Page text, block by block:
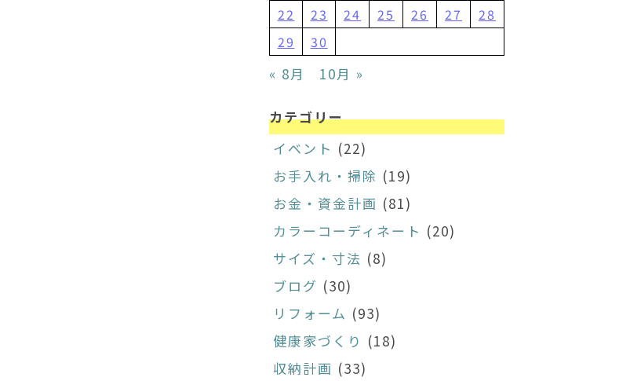
22
23 24 25 26 27
28
29
30
« 8月 10月 »
カテゴリー
イベント (22)
お手入れ・掃除 (19)
お金・資金計画 (81)
カラーコーディネート (20)
サイズ・寸法 (8)
ブログ (30)
リフォーム (93)
健康家づくり (18)
収納計画 (33)